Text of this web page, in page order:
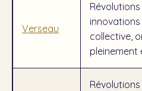
Verseau
collective,
pleinement